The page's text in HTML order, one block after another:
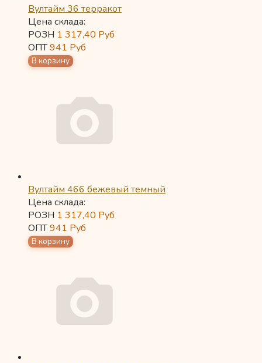
Вултайм 36 терракот
Цена склада:
РОЗН 1 317,40 Руб
ОПТ941 Руб
Вултайм 466 бежевый темный
Цена склада:
РОЗН 1 317,40 Руб
ОПТ941 Руб